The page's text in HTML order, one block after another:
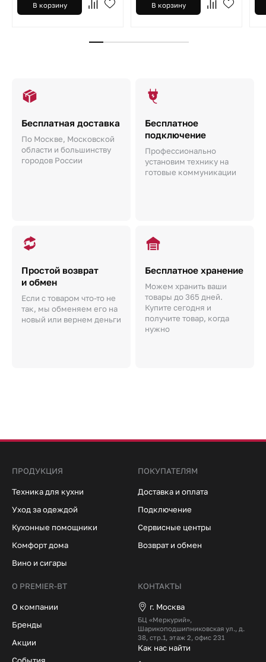
В корзину В корзину
Бесплатная доставка
По Москве, Московской
области и большинству
городов России
Бесплатное
подключение
Профессионально
установим технику на
готовые коммуникации
Простой возврат
и обмен
Если с товаром что-то не
так, мы обменяем его на
новый или вернем деньги
Бесплатное хранение
Можем хранить ваши
товары до 365 дней.
Купите сегодня и
получите товар, когда
нужно
ПРОДУКЦИЯ
Техника для кухни
Уход за одеждой
Кухонные помощники
Комфорт дома
Вино и сигары
ПОКУПАТЕЛЯМ
Доставка и оплата
Подключение
Сервисные центры
Возврат и обмен
О PREMIER-BT
О компании
Бренды
Акции
События
КОНТАКТЫ
г. Москва
БЦ «Меркурий»,
Шарикоподшипниковская ул., д.
38, стр.1, этаж 2, офис 231
Как нас найти